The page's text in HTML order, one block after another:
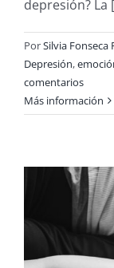
depresión? La
PorSilvia Fonseca
Depresión,
comentarios
Más información